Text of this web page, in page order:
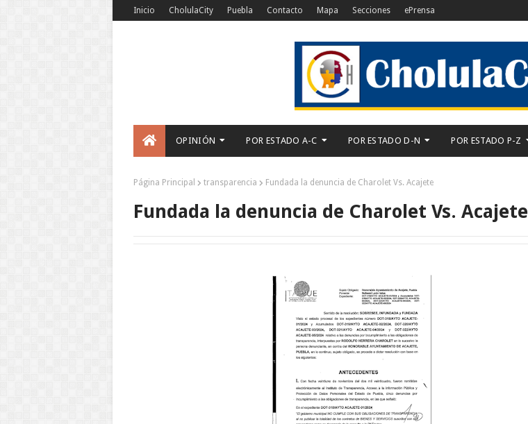
Inicio CholulaCity Puebla Contacto Mapa Secciones ePrensa
OPINIÓN POR ESTADO A-C POR ESTADO D-N POR ESTADO P-Z
Página Principal transparencia Fundada la denuncia de Charolet Vs. Acajete
Fundada la denuncia de Charolet Vs. Acajete